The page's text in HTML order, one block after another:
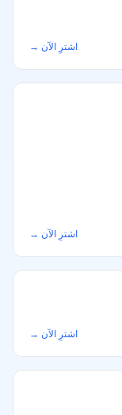
اشترِ الآن →
اشترِ الآن →
اشترِ الآن →